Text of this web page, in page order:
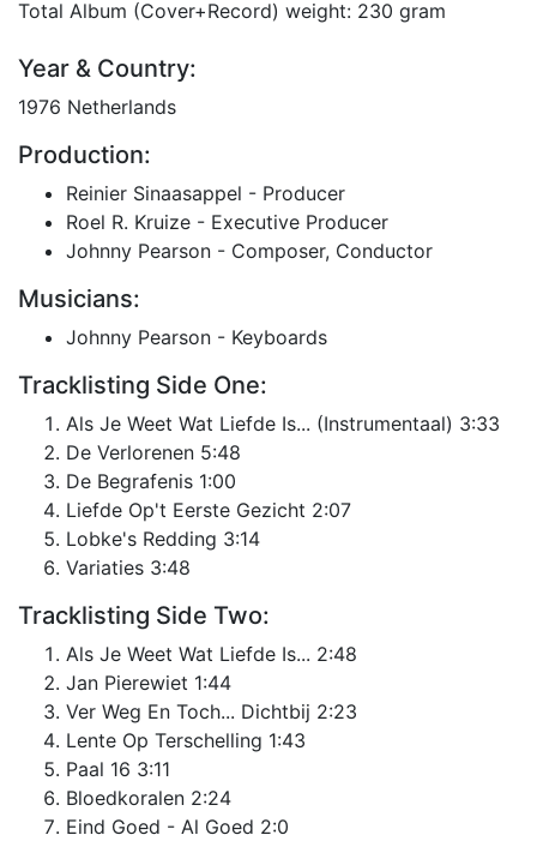
Total Album (Cover+Record) weight: 230 gram
Year & Country:
1976 Netherlands
Production:
Reinier Sinaasappel - Producer
Roel R. Kruize - Executive Producer
Johnny Pearson - Composer, Conductor
Musicians:
Johnny Pearson - Keyboards
Tracklisting Side One:
Als Je Weet Wat Liefde Is... (Instrumentaal) 3:33
De Verlorenen 5:48
De Begrafenis 1:00
Liefde Op't Eerste Gezicht 2:07
Lobke's Redding 3:14
Variaties 3:48
Tracklisting Side Two:
Als Je Weet Wat Liefde Is... 2:48
Jan Pierewiet 1:44
Ver Weg En Toch... Dichtbij 2:23
Lente Op Terschelling 1:43
Paal 16 3:11
Bloedkoralen 2:24
Eind Goed - Al Goed 2:0